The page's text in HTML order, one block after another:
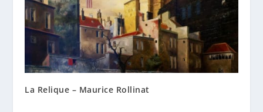
La Relique – Maurice Rollinat